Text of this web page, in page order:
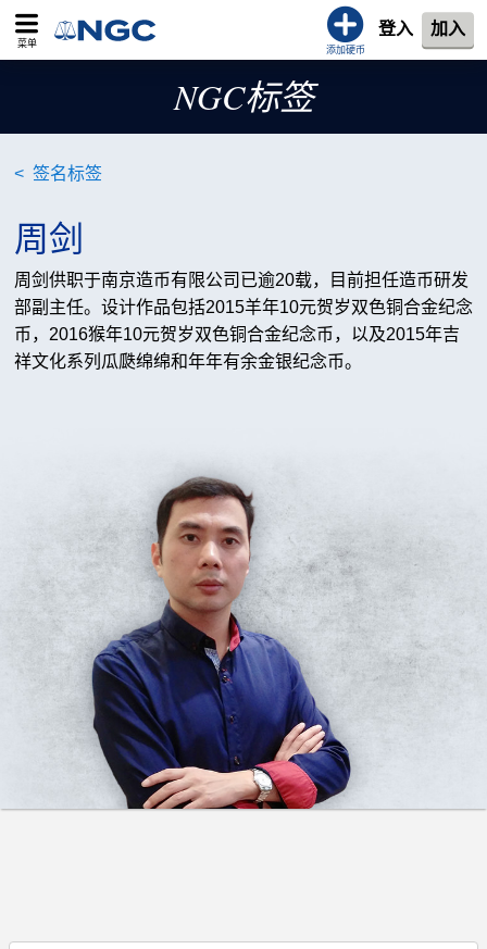
菜单
添加硬币
登入 加入
NGC标签
签名标签
周剑
周剑供职于南京造币有限公司已逾20载，目前担任造币研发
部副主任。设计作品包括2015羊年10元贺岁双色铜合金纪念
币，2016猴年10元贺岁双色铜合金纪念币，以及2015年吉
祥文化系列瓜瓞绵绵和年年有余金银纪念币。